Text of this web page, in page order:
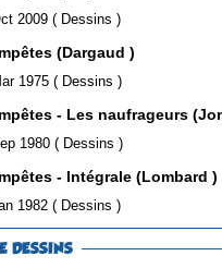
• OneShot / Oct 2009 ( Dessins )
(Dargaud )
• OneShot / Mar 1975 ( Dessins )
- Les naufrageurs
• OneShot / Sep 1980 ( Dessins )
- Intégrale (Lombard )
• OneShot / Jan 1982 ( Dessins )
DESSINS